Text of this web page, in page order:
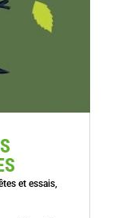
et essais,